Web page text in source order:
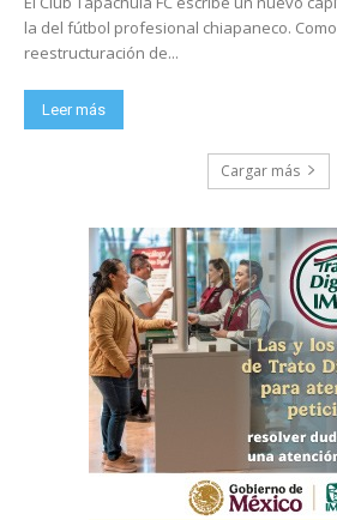
la del fútbol profesional chiapaneco. Como resultado de la nueva
reestructuración de...
Leer más
Cargar más